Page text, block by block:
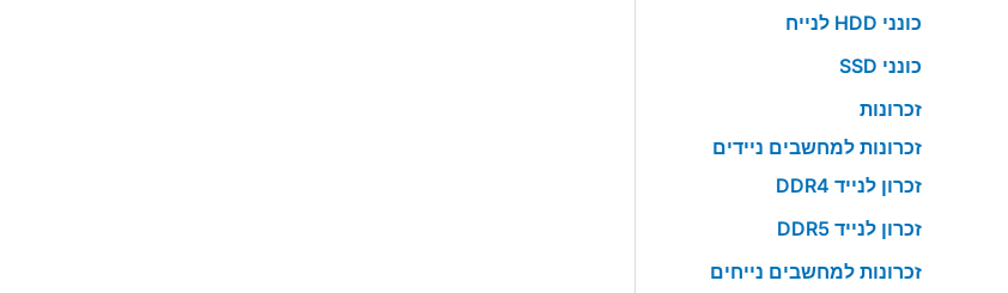
כונני HDD לנייח
כונני SSD
זכרונות
זכרונות למחשבים ניידים
זכרון לנייד DDR4
זכרון לנייד DDR5
זכרונות למחשבים נייחים